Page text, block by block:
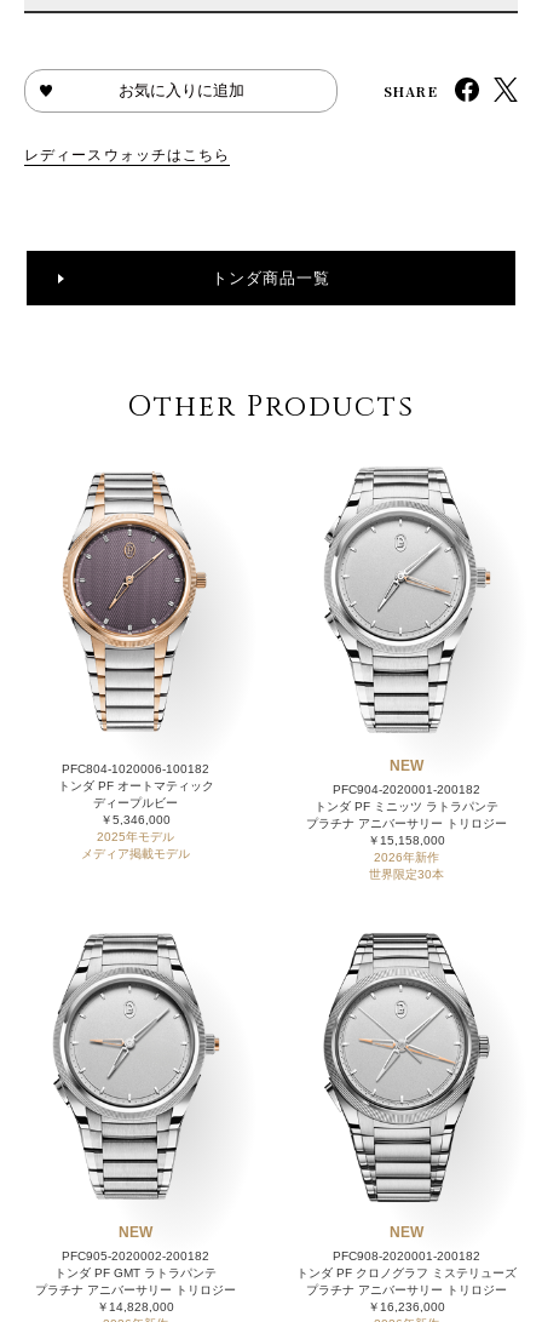
お気に入りに追加 SHARE
レディースウォッチはこちら
トンダ商品一覧
Other Products
PFC804-1020006-100182
トンダ PF オートマティック
ディープルビー
￥5,346,000
2025年モデル
メディア掲載モデル
NEW
PFC904-2020001-200182
トンダ PF ミニッツ ラトラパンテ
プラチナ アニバーサリー トリロジー
￥15,158,000
2026年新作
世界限定30本
NEW
PFC905-2020002-200182
トンダ PF GMT ラトラパンテ
プラチナ アニバーサリー トリロジー
￥14,828,000
NEW
PFC908-2020001-200182
トンダ PF クロノグラフ ミステリューズ
プラチナ アニバーサリー トリロジー
￥16,236,000